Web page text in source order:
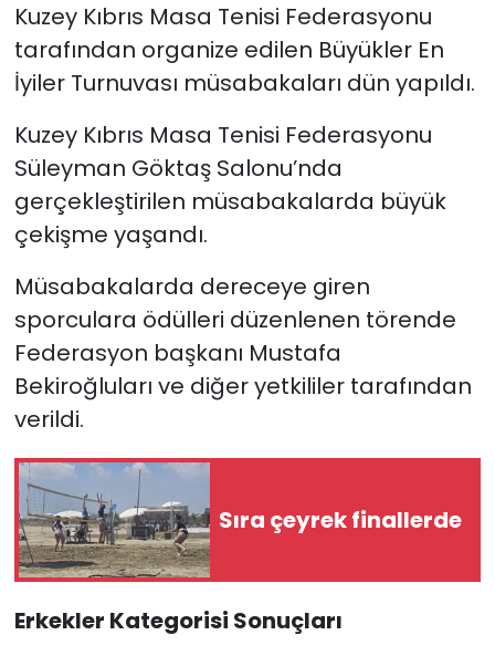
Kuzey Kıbrıs Masa Tenisi Federasyonu
tarafından organize edilen Büyükler En
İyiler Turnuvası müsabakaları dün yapıldı.
Kuzey Kıbrıs Masa Tenisi Federasyonu
Süleyman Göktaş Salonu’nda
gerçekleştirilen müsabakalarda büyük
çekişme yaşandı.
Müsabakalarda dereceye giren
sporculara ödülleri düzenlenen törende
Federasyon başkanı Mustafa
Bekiroğluları ve diğer yetkililer tarafından
verildi.
Sıra çeyrek finallerde
Erkekler Kategorisi Sonuçları
Otomobil Dünyası
Politika
SAĞLIK
Spor
TÜRKiYE
Video Galeri
YAŞAM
Yazarlar